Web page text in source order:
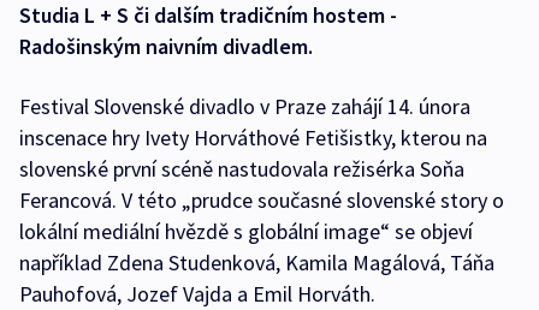
Studia L + S či dalším tradičním hostem -
Radošinským naivním divadlem.
Festival Slovenské divadlo v Praze zahájí 14. února
inscenace hry Ivety Horváthové Fetišistky, kterou na
slovenské první scéně nastudovala režisérka Soňa
Ferancová. V této „prudce současné slovenské story o
lokální mediální hvězdě s globální image“ se objeví
například Zdena Studenková, Kamila Magálová, Táňa
Pauhofová, Jozef Vajda a Emil Horváth.